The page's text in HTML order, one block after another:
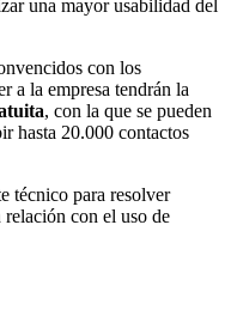
una mayor usabilidad del
con los
a la empresa tendrán la
, con la que se pueden
hasta 20.000 contactos
técnico para resolver
con el uso de